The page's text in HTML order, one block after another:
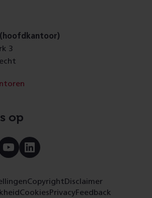
3
op
Bezoek
onze
Bezoek
onze
Copyright Disclaimer
Cookies PrivacyFeedback